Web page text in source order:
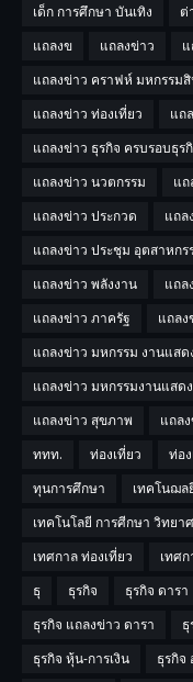
เด็ก การศึกษา บันเทิง
ต่
แถลงข
แถลงข่าว
แถลงข่าว คราฟห์ มหกรรม
แถลงข่าว ท่องเที่ยว
แถ
แถลงข่าว ธุรกิจ ครบรอบธุร
แถลงข่าว นวตกรรม
แถ
แถลงข่าว ประกวด
แถล
แถลงข่าว ประชุม อุตสาหก
แถลงข่าว พลังงาน
แถล
แถลงข่าว ภาครัฐ
แถล
แถลงข่าว มหกรรม งานแสด
แถลงข่าว มหกรรมงานแสด
แถลงข่าว สุขภาพ
แถล
ททท.
ท่องเที่ยว ท่อ
ทุนการศึกษา
เทคโนฌล
เทคโนโลยี การศีกษา วิทยา
เทศกาล ท่องเที่ยว
เทศ
ธุ
ธุรกิจ ธุรกิจ ดารา
ธุรกิจ แถลงข่าว ดารา
ธุรกิจ หุ้น-การเงิน
ธุรกิจ